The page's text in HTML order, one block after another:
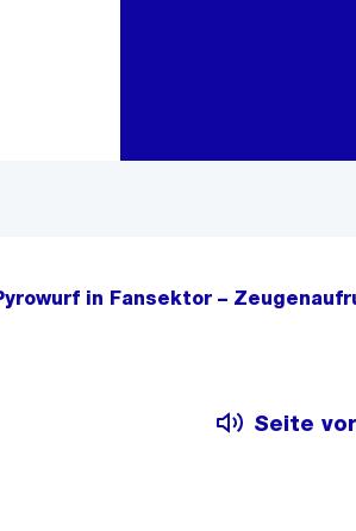
in Fansektor –
Seite